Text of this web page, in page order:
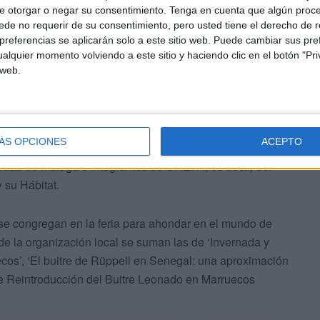
otorgar o negar su consentimiento. Tenga en cuenta que algún
no requerir de su consentimiento, pero usted tiene el derecho de
se aplicarán solo a este sitio web. Puede cambiar sus
momento volviendo a este sitio y haciendo clic en el botón
OPCIONES ACEPTO
en realidad, el número de parejas reproductoras por el
tarde el recuento quedó probado en 2010.
en esta disciplina como a miembros del
de Málaga o integrantes de GREFA, es decir, del
su Hábitat.
congregan en la feria para ahondar en el mundo de
la organización local se suman las de ‘Invernada y
‘El buitre de Rüppell en Senegal: una aproximación
Reintroducción del Buitre Leonado en Marruecos